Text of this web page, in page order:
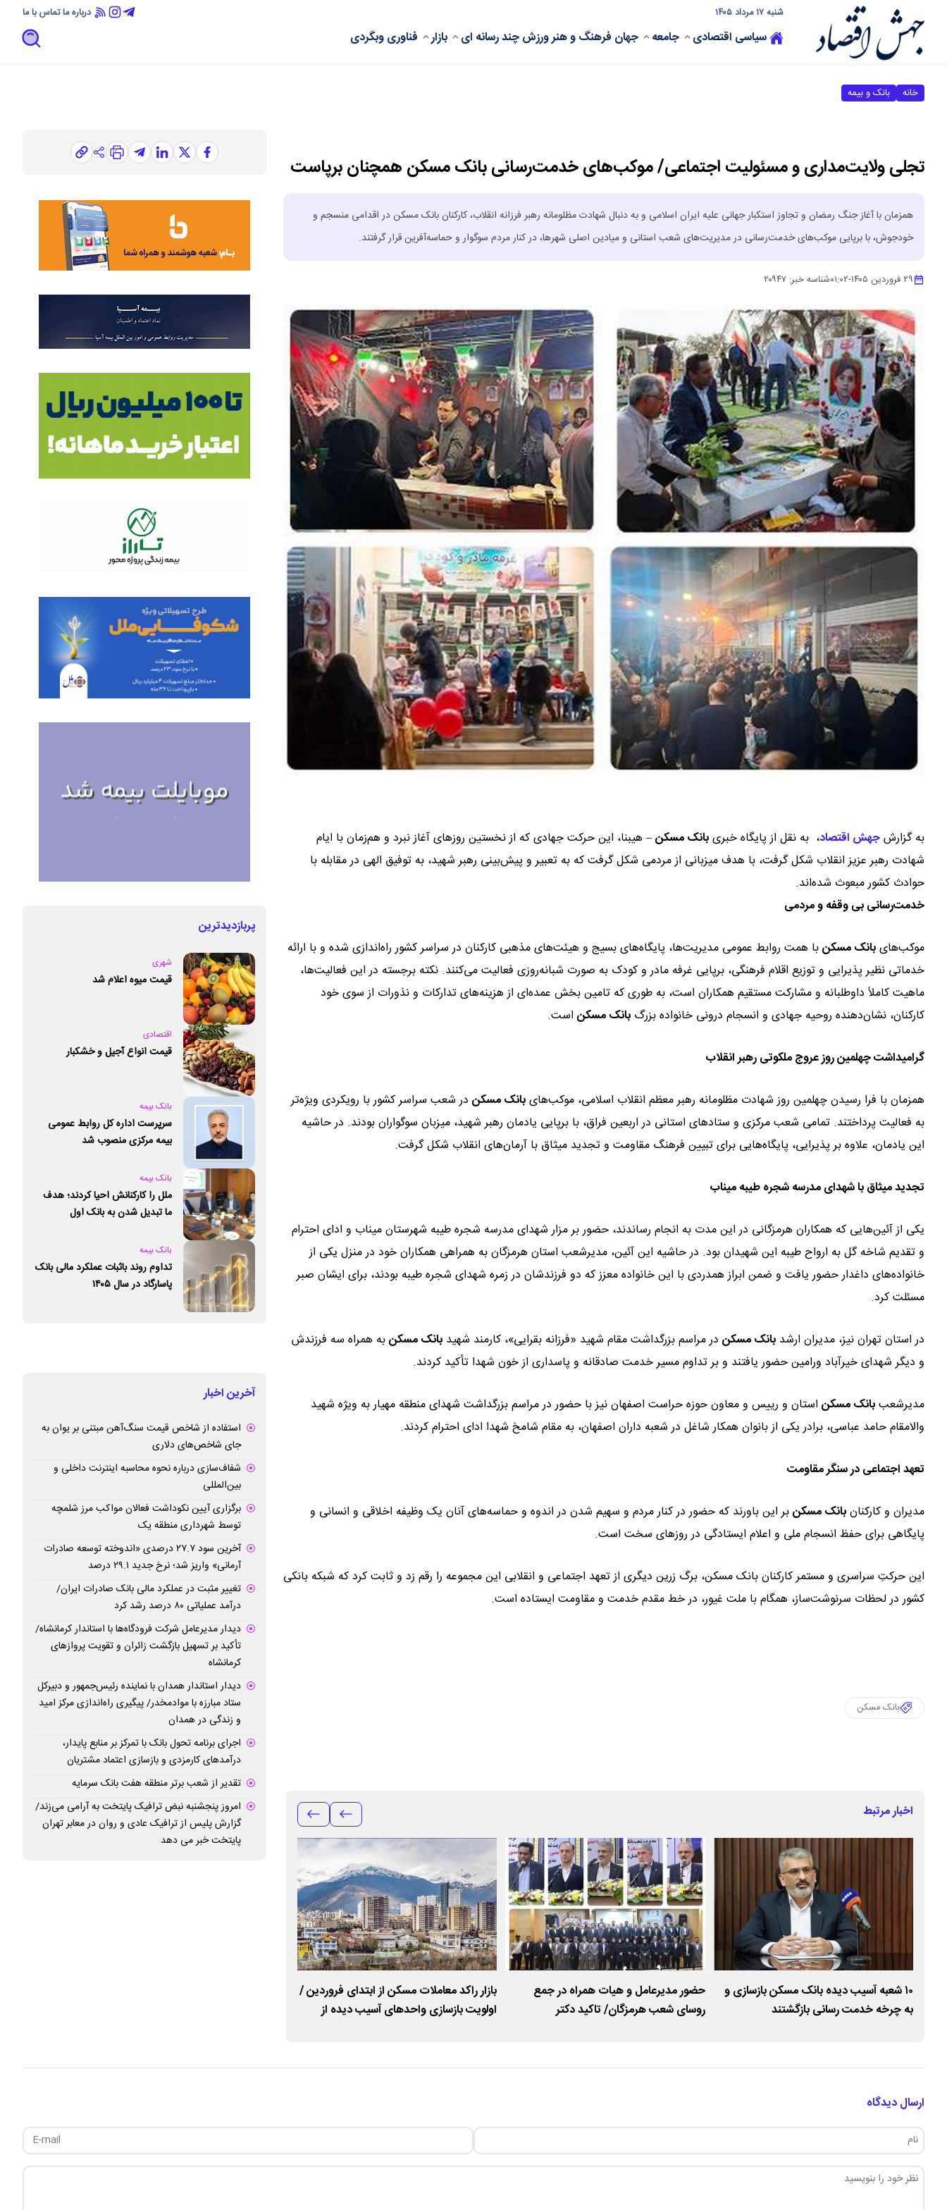
شنبه ۱۷ مرداد ۱۴۰۵ درباره ماتماس با ما
سیاسی اقتصادی جامعه جهان فرهنگ و هنرورزشچند رسانه ای بازار فناوریوبگردی
خانه بانک و بیمه
تجلی ولایت‌مداری و مسئولیت اجتماعی/ موکب‌های خدمت‌رسانی بانک مسکن همچنان برپاست
همزمان با آغاز جنگ رمضان و تجاوز استکبار جهانی علیه ایران اسلامی و به دنبال شهادت مظلومانه رهبر فرزانه انقلاب، کارکنان بانک مسکن در اقدامی منسجم و
خودجوش، با برپایی موکب‌های خدمت‌رسانی در مدیریت‌های شعب استانی و میادین اصلی شهرها، در کنار مردم سوگوار و حماسه‌آفرین قرار گرفتند.
۲۹ فروردین ۱۴۰۵ -۰۱:۰۲شناسه خبر: ۲۰۹۴۷
به گزارشجهش اقتصاد، به نقل از پایگاه خبریبانک مسکن– هیبنا، این حرکت جهادی که از نخستین روزهای آغاز نبرد و هم‌زمان با ایام
شهادت رهبر عزیز انقلاب شکل گرفت، با هدف میزبانی از مردمی شکل گرفت که به تعبیر و پیش‌بینی رهبر شهید، به توفیق الهی در مقابله با
حوادث کشور مبعوث شده‌اند.
خدمت‌رسانی بی وقفه و مردمی
موکب‌هایبانک مسکنبا همت روابط عمومی مدیریت‌ها، پایگاه‌های بسیج و هیئت‌های مذهبی کارکنان در سراسر کشور راه‌اندازی شده و با ارائه
خدماتی نظیر پذیرایی و توزیع اقلام فرهنگی، برپایی غرفه مادر و کودک به صورت شبانه‌روزی فعالیت می‌کنند. نکته برجسته در این فعالیت‌ها،
ماهیت کاملاً داوطلبانه و مشارکت مستقیم همکاران است، به طوری که تامین بخش عمده‌ای از هزینه‌های تدارکات و نذورات از سوی خود
کارکنان، نشان‌دهنده روحیه جهادی و انسجام درونی خانواده بزرگ بانک مسکن است.
گرامیداشت چهلمین روز عروج ملکوتی رهبر انقلاب
همزمان با فرا رسیدن چهلمین روز شهادت مظلومانه رهبر معظم انقلاب اسلامی، موکب‌هایبانک مسکن در شعب سراسر کشور با رویکردی ویژه‌تر
به فعالیت پرداختند. تمامی شعب مرکزی و ستادهای استانی در اربعین فراق، با برپایی یادمان رهبر شهید، میزبان سوگواران بودند. در حاشیه
این یادمان، علاوه بر پذیرایی، پایگاه‌هایی برای تبیین فرهنگ مقاومت و تجدید میثاق با آرمان‌های انقلاب شکل گرفت.
تجدید میثاق با شهدای مدرسه شجره طیبه میناب
یکی از آئین‌هایی که همکاران هرمزگانی در این مدت به انجام رساندند، حضور بر مزار شهدای مدرسه شجره طیبه شهرستان میناب و ادای احترام
و تقدیم شاخه گل به ارواح طیبه این شهیدان بود. در حاشیه این آئین، مدیرشعب استان هرمزگان به همراهی همکاران خود در منزل یکی از
خانواده‌های داغدار حضور یافت و ضمن ابراز همدردی با این خانواده معزز که دو فرزندشان در زمره شهدای شجره طیبه بودند، برای ایشان صبر
مسئلت کرد.
در استان تهران نیز، مدیران ارشد بانک مسکن در مراسم بزرگداشت مقام شهید «فرزانه بقرایی»، کارمند شهید بانک مسکنبه همراه سه فرزندش
و دیگر شهدای خیرآباد ورامین حضور یافتند و بر تداوم مسیر خدمت صادقانه و پاسداری از خون شهدا تأکید کردند.
مدیرشعببانک مسکن استان و رییس و معاون حوزه حراست اصفهان نیز با حضور در مراسم بزرگداشت شهدای منطقه مهیار به ویژه شهید
والامقام حامد عباسی، برادر یکی از بانوان همکار شاغل در شعبه داران اصفهان، به مقام شامخ شهدا ادای احترام کردند.
تعهد اجتماعی در سنگر مقاومت
مدیران و کارکنانبانک مسکنبر این باورند که حضور در کنار مردم و سهیم شدن در اندوه و حماسه‌های آنان یک وظیفه اخلاقی و انسانی و
پایگاهی برای حفظ انسجام ملی و اعلام ایستادگی در روزهای سخت است.
این حرکتِ سراسری و مستمر کارکنان بانک مسکن، برگ زرین دیگری از تعهد اجتماعی و انقلابی این مجموعه را رقم زد و ثابت کرد که شبکه بانکی
کشور در لحظات سرنوشت‌ساز، همگام با ملت غیور، در خط مقدم خدمت و مقاومت ایستاده است.
بانک مسکن
اخبار مرتبط
۱۰ شعبه آسیب دیده بانک مسکن بازسازی و
به چرخه خدمت رسانی بازگشتند
حضور مدیرعامل و هیات همراه در جمع
روسای شعب هرمزگان/ تاکید دکتر
بازار راکد معاملات مسکن از ابتدای فروردین /
اولویت بازسازی واحدهای آسیب دیده از
پربازدیدترین
شهری
قیمت میوه اعلام شد
اقتصادی
قیمت انواع آجیل و خشکبار
بانک بیمه
سرپرست اداره کل روابط عمومی
بیمه مرکزی منصوب شد
بانک بیمه
ملل را کارکنانش احیا کردند؛ هدف
ما تبدیل شدن به بانک اول
بانک بیمه
تداوم روند باثبات عملکرد مالی بانک
پاسارگاد در سال ۱۴۰۵
آخرین اخبار
استفاده از شاخص قیمت سنگ‌آهن مبتنی بر یوان به
جای شاخص‌های دلاری
شفاف‌سازی درباره نحوه محاسبه اینترنت داخلی و
بین‌المللی
برگزاری آیین نکوداشت فعالان مواکب مرز شلمچه
توسط شهرداری منطقه یک
آخرین سود ۲۷.۷ درصدی «اندوخته توسعه صادرات
آرمانی» واریز شد؛ نرخ جدید ۲۹.۱ درصد
تغییر مثبت در عملکرد مالی بانک صادرات ایران/
درآمد عملیاتی ۸۰ درصد رشد کرد
دیدار مدیرعامل شرکت فرودگاه‌ها با استاندار کرمانشاه/
تأکید بر تسهیل بازگشت زائران و تقویت پروازهای
کرمانشاه
دیدار استاندار همدان با نماینده رئیس‌جمهور و دبیرکل
ستاد مبارزه با موادمخدر/ پیگیری راه‌اندازی مرکز امید
و زندگی در همدان
اجرای برنامه تحول بانک با تمرکز بر منابع پایدار،
درآمدهای کارمزدی و بازسازی اعتماد مشتریان
تقدیر از شعب برتر منطقه هفت بانک سرمایه
امروز پنجشنبه نبض ترافیک پایتخت به آرامی می‌زند/
گزارش پلیس از ترافیک عادی و روان در معابر تهران
پایتخت خبر می دهد
ارسال دیدگاه